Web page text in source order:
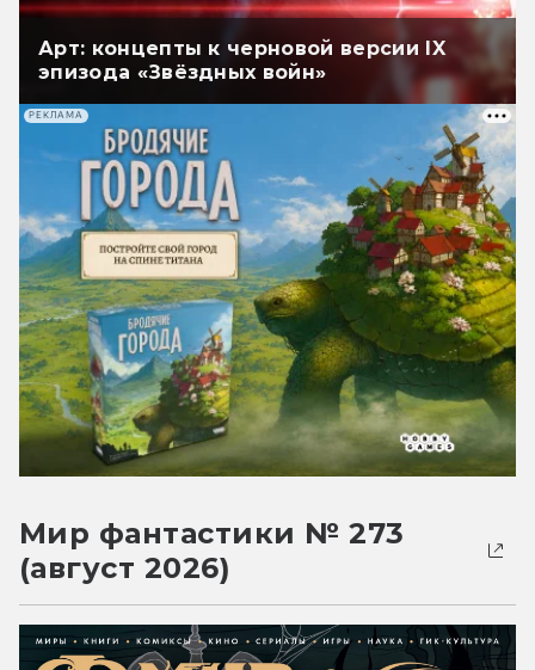
Арт: концепты к черновой версии IX
эпизода «Звёздных войн»
РЕКЛАМА
Мир фантастики № 273
(август 2026)